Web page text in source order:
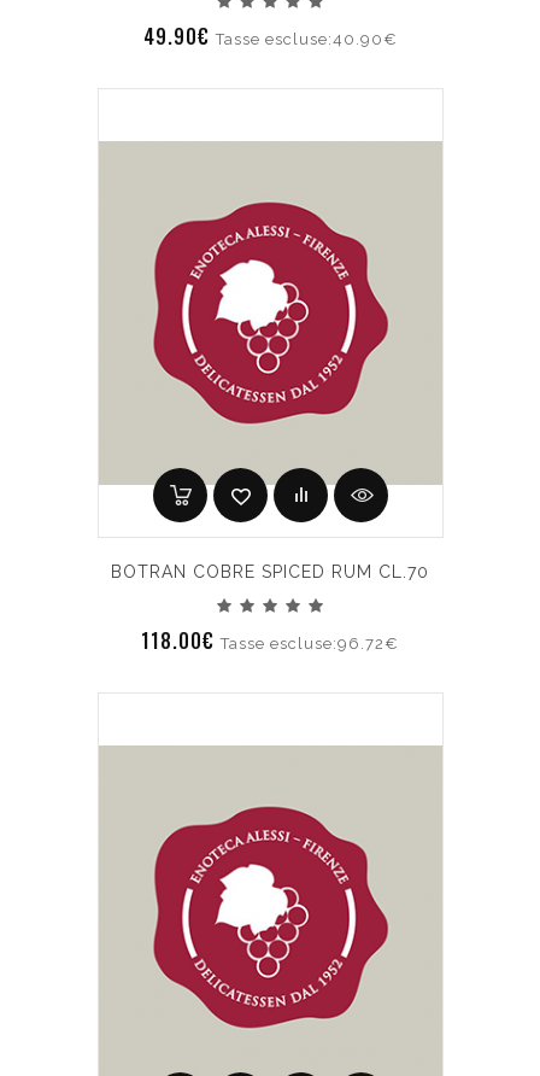
49.90€Tasse escluse:40.90€
BOTRAN COBRE SPICED RUM CL.70
118.00€Tasse escluse:96.72€